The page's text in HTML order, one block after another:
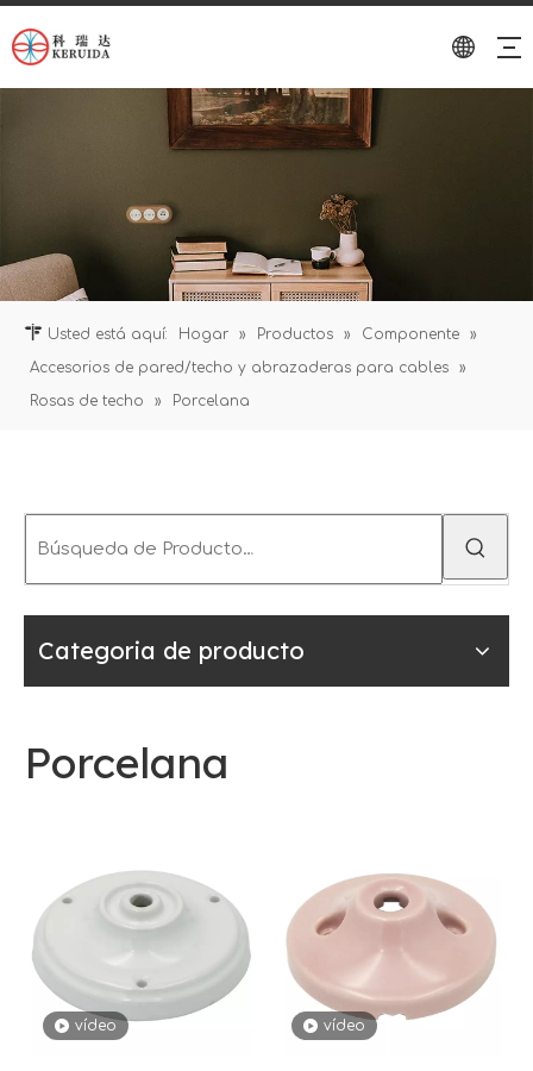
Usted está aquí: Hogar » Productos » Componente
»
Accesorios de pared/techo y abrazaderas para cables
»
Rosas de techo
» Porcelana
Categoria de producto
Porcelana
vídeo vídeo